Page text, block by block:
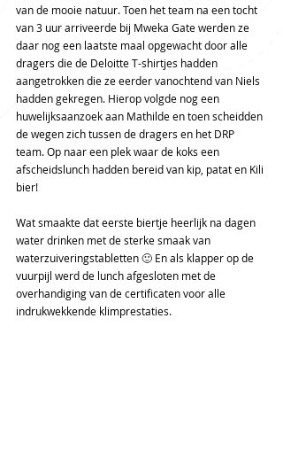
van de mooie natuur. Toen het team na een tocht
van 3 uur arriveerde bij Mweka Gate werden ze
daar nog een laatste maal opgewacht door alle
dragers die de Deloitte T-shirtjes hadden
aangetrokken die ze eerder vanochtend van Niels
hadden gekregen. Hierop volgde nog een
huwelijksaanzoek aan Mathilde en toen scheidden
de wegen zich tussen de dragers en het DRP
team. Op naar een plek waar de koks een
afscheidslunch hadden bereid van kip, patat en Kili
bier!
Wat smaakte dat eerste biertje heerlijk na dagen
water drinken met de sterke smaak van
waterzuiveringstabletten 🙂 En als klapper op de
vuurpijl werd de lunch afgesloten met de
overhandiging van de certificaten voor alle
indrukwekkende klimprestaties.